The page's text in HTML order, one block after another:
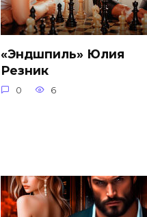
«Эндшпиль» Юлия
Резник
0 6